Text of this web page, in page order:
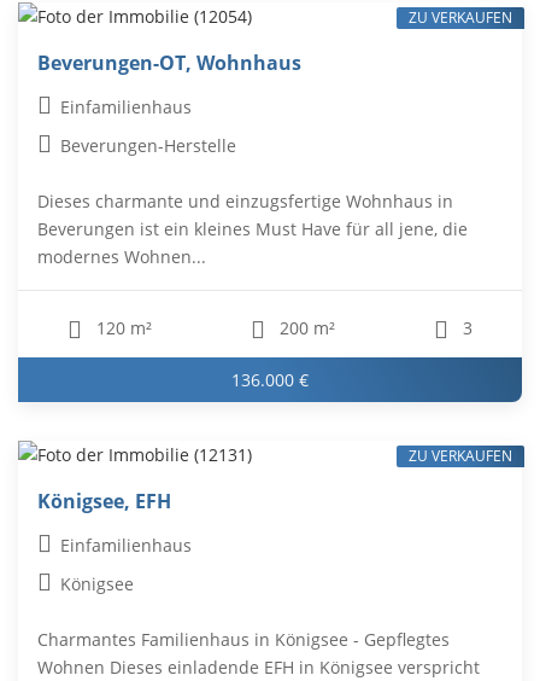
Beverungen-OT, Wohnhaus
Einfamilienhaus
Beverungen-Herstelle
Dieses charmante und einzugsfertige Wohnhaus in
Beverungen ist ein kleines Must Have für all jene, die
modernes Wohnen...
120 m² 200 m² 3
136.000 €
ZU VERKAUFEN
Königsee, EFH
Einfamilienhaus
Königsee
Charmantes Familienhaus in Königsee - Gepflegtes
Wohnen Dieses einladende EFH in Königsee verspricht
ZU VERKAUFEN